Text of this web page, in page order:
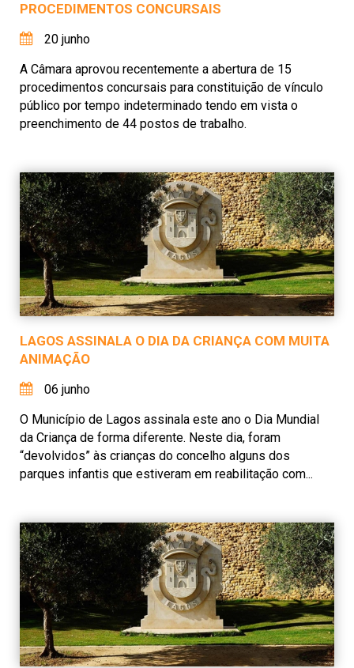
PROCEDIMENTOS CONCURSAIS
20 junho
A Câmara aprovou recentemente a abertura de 15
procedimentos concursais para constituição de vínculo
público por tempo indeterminado tendo em vista o
preenchimento de 44 postos de trabalho.
LAGOS ASSINALA O DIA DA CRIANÇA COM MUITA
ANIMAÇÃO
06 junho
O Município de Lagos assinala este ano o Dia Mundial
da Criança de forma diferente. Neste dia, foram
“devolvidos” às crianças do concelho alguns dos
parques infantis que estiveram em reabilitação com...